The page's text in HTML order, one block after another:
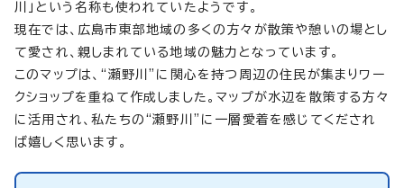
川」という名称も使われていたようです。
現在では、広島市東部地域の多くの方々が散策や憩いの場とし
て愛され、親しまれている地域の魅力となっています。
このマップは、“瀬野川”に関心を持つ周辺の住民が集まりワー
クショップを重ねて作成しました。マップが水辺を散策する方々
に活用され、私たちの“瀬野川”に一層愛着を感じてくだされ
ば嬉しく思います。